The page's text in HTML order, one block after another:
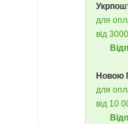
для
від
Новою
для
від 10